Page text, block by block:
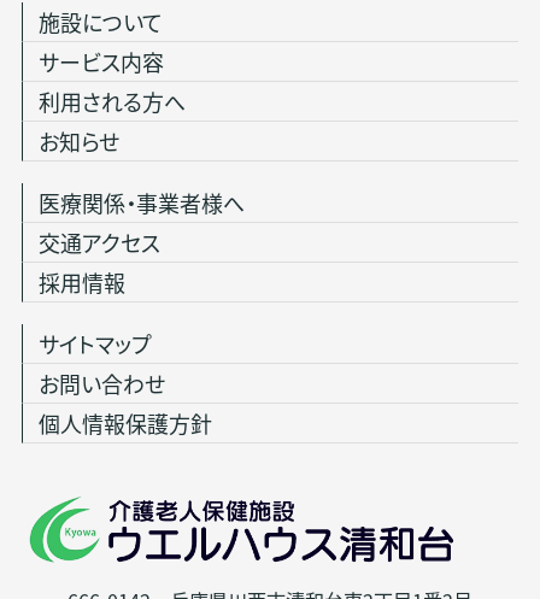
施設について
サービス内容
利用される方へ
お知らせ
医療関係・事業者様へ
交通アクセス
採用情報
サイトマップ
お問い合わせ
個人情報保護方針